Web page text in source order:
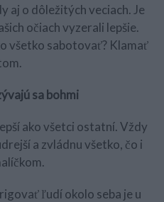
aj o dôležitých veciach. Je
očiach vyzerali lepšie.
všetko sabotovať? Klamať
sa bohmi
ako všetci ostatní. Vždy
a zvládnu všetko, čo i
ľudí okolo seba je u